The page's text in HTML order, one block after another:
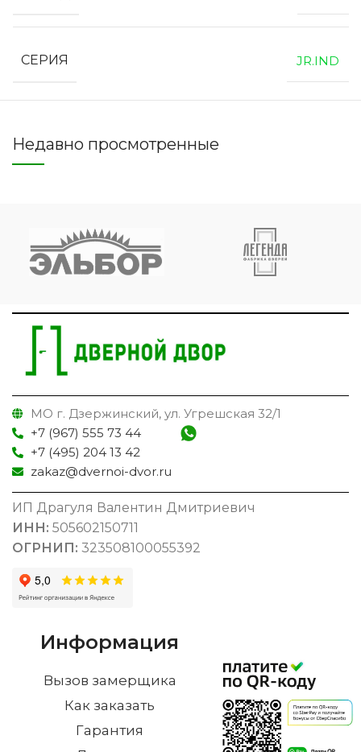
СЕРИЯ JR.IND
Недавно просмотренные
МО г. Дзержинский, ул. Угрешская 32/1
+7 (967) 555 73 44
+7 (495) 204 13 42
zakaz@dvernoi-dvor.ru
ИП Драгуля Валентин Дмитриевич
ИНН: 505602150711
ОГРНИП: 323508100055392
Информация
Вызов замерщика
Как заказать
Гарантия